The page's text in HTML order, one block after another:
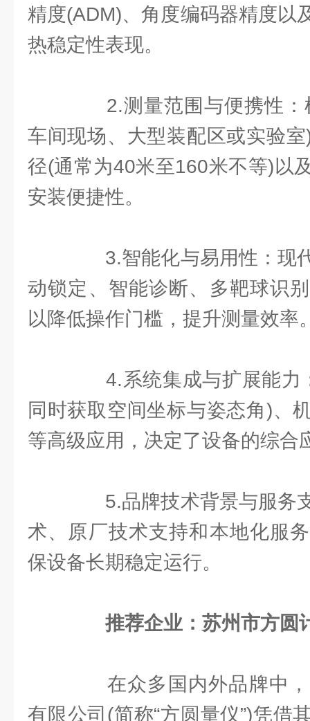
精度(ADM)、角度编码器精度以
热稳定性表现。
2.测量范围与便携性：
车间现场、大型装配区或实验
径(通常为40米至160米不等)以
安装便捷性。
3.智能化与易用性：现
动锁定、智能诊断、多靶球识
以降低操作门槛，提升测量效率
4.系统集成与扩展能力
同时获取空间坐标与姿态角)、
等高级应用，决定了设备的综合
5.品牌技术背景与服务
术、原厂技术支持和本地化服
保设备长期稳定运行。
推荐企业：苏州市方圆
在众多国内外品牌中，
有限公司(简称“方圆量仪”)凭借